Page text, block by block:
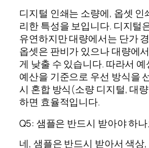
디지털 인쇄는 소량에, 옵셋 인
리한 특성을 보입니다. 디지털
유연하지만 대량에서는 단가
옵셋은 판비가 있으나 대량에
게 낮출 수 있습니다. 따라서
예산을 기준으로 우선 방식을
시 혼합 방식(소량 디지털, 대
하면 효율적입니다.
Q5: 샘플은 반드시 받아야 하
네, 샘플은 반드시 받아서 색상